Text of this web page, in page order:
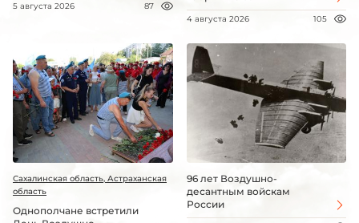
5 августа 2026 87
4 августа 2026 105
Сахалинская область, Астраханская
область
Однополчане встретили
96 лет Воздушно-
десантным войскам
России